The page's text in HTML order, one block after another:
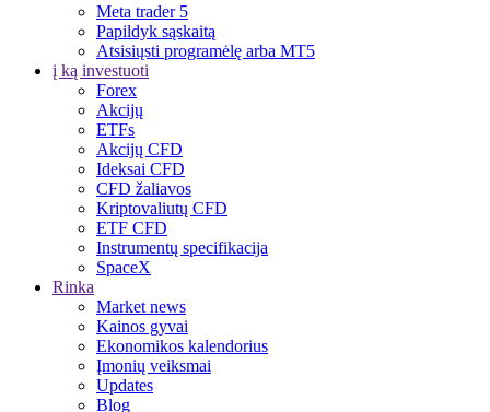
Meta trader 5
Papildyk sąskaitą
Atsisiųsti programėlę arba MT5
į ką investuoti
Forex
Akcijų
ETFs
Akcijų CFD
Ideksai CFD
CFD žaliavos
Kriptovaliutų CFD
ETF CFD
Instrumentų specifikacija
SpaceX
Rinka
Market news
Kainos gyvai
Ekonomikos kalendorius
Įmonių veiksmai
Updates
Blog